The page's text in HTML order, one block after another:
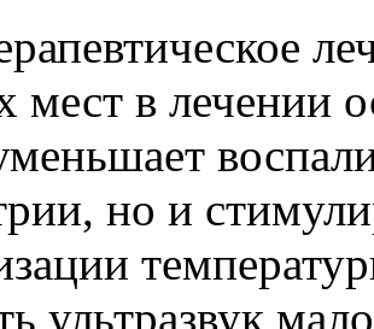
мест в лечении
но и
ультразвук